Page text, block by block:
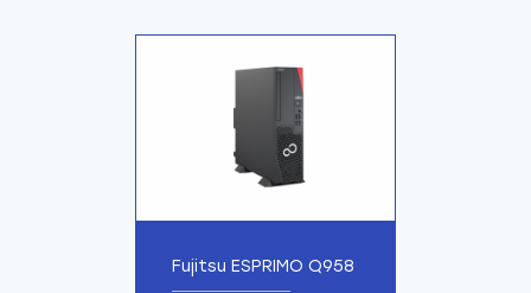
Fujitsu ESPRIMO Q958